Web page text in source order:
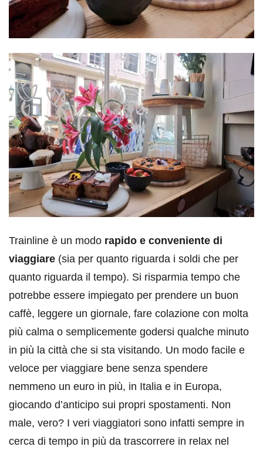
Trainline è un modo rapido e conveniente di
viaggiare (sia per quanto riguarda i soldi che per
quanto riguarda il tempo). Si risparmia tempo che
potrebbe essere impiegato per prendere un buon
caffè, leggere un giornale, fare colazione con molta
più calma o semplicemente godersi qualche minuto
in più la città che si sta visitando. Un modo facile e
veloce per viaggiare bene senza spendere
nemmeno un euro in più, in Italia e in Europa,
giocando d’anticipo sui propri spostamenti. Non
male, vero? I veri viaggiatori sono infatti sempre in
cerca di tempo in più da trascorrere in relax nel